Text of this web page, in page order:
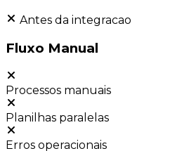
Antes da integracao
Fluxo Manual
Processos manuais
Planilhas paralelas
Erros operacionais